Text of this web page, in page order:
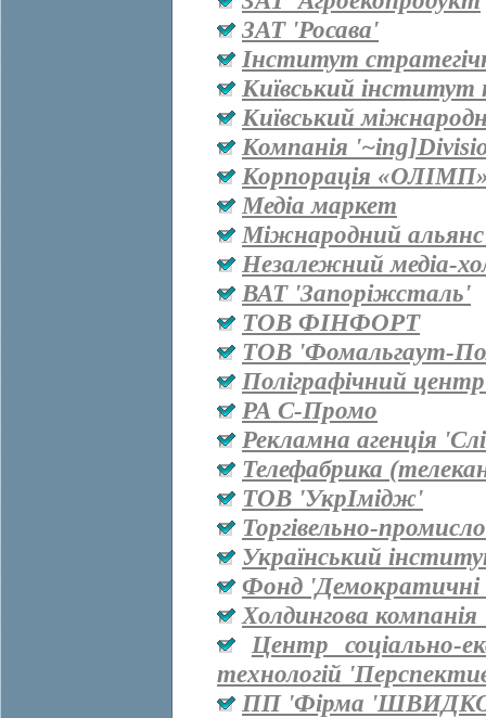
ЗАТ 'Росава'
Інститут
Київський інститут
Київський
Компанія
Корпорація
Медіа маркет
Міжнародний
Незалежний медіа-
ВАТ 'Запоріжсталь'
ТОВ ФІНФОРТ
ТОВ 'Фомальгаут-
Поліграфічний
РА С-Промо
Рекламна агенція
Телефабрика
ТОВ 'УкрІмідж'
Торгівельно-
Український
Фонд 'Демократичні
Холдингова
Центр соціально-
технологій
ПП 'Фірма